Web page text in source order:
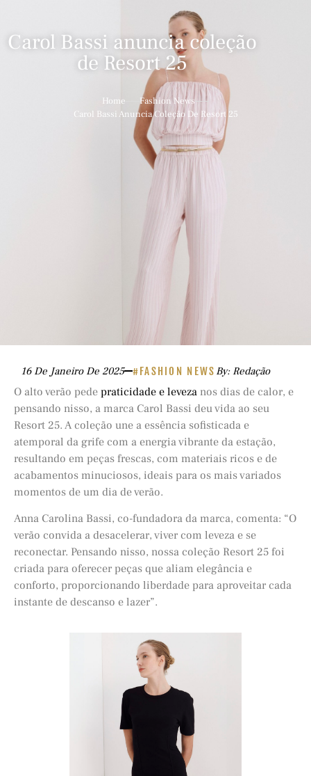
Carol Bassi anuncia coleção
de Resort 25
Home
Fashion News
Carol Bassi Anuncia Coleção De Resort 25
16 De Janeiro De 2025 #FASHION NEWS By: Redação
O alto verão pede praticidade e leveza nos dias de calor, e
pensando nisso, a marca Carol Bassi deu vida ao seu
Resort 25. A coleção une a essência sofisticada e
atemporal da grife com a energia vibrante da estação,
resultando em peças frescas, com materiais ricos e de
acabamentos minuciosos, ideais para os mais variados
momentos de um dia de verão.
Anna Carolina Bassi, co-fundadora da marca, comenta: “O
verão convida a desacelerar, viver com leveza e se
reconectar. Pensando nisso, nossa coleção Resort 25 foi
criada para oferecer peças que aliam elegância e
conforto, proporcionando liberdade para aproveitar cada
instante de descanso e lazer”.